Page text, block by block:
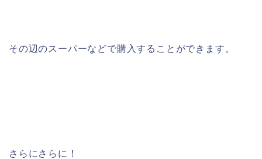
その辺のスーパーなどで購入することができます。
さらにさらに！